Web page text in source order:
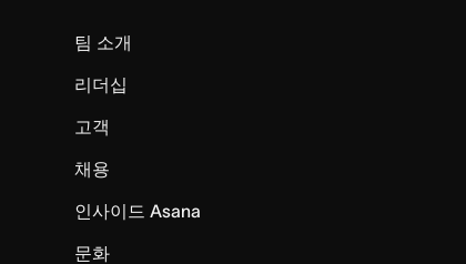
팀 소개
리더십
고객
채용
인사이드 Asana
문화